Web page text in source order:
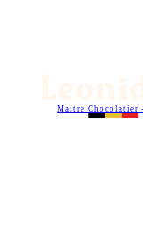
Maitre Chocolatier